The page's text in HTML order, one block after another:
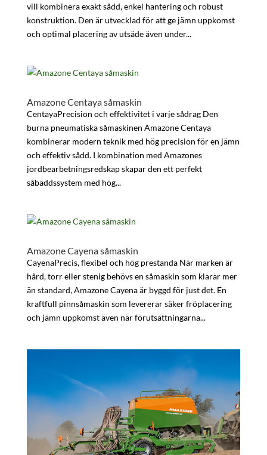
vill kombinera exakt sådd, enkel hantering och robust
konstruktion. Den är utvecklad för att ge jämn uppkomst
och optimal placering av utsäde även under...
Amazone Centaya såmaskin
CentayaPrecision och effektivitet i varje sådrag Den
burna pneumatiska såmaskinen Amazone Centaya
kombinerar modern teknik med hög precision för en jämn
och effektiv sådd. I kombination med Amazones
jordbearbetningsredskap skapar den ett perfekt
såbäddssystem med hög...
Amazone Cayena såmaskin
CayenaPrecis, flexibel och hög prestanda När marken är
hård, torr eller stenig behövs en såmaskin som klarar mer
än standard, Amazone Cayena är byggd för just det. En
kraftfull pinnsåmaskin som levererar säker fröplacering
och jämn uppkomst även när förutsättningarna...